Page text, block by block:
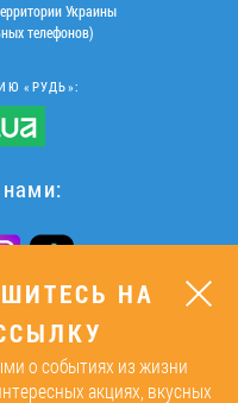
Украины
телефонов)
«РУДЬ»:
ОК
НА
о событиях из жизни
акциях, вкусных